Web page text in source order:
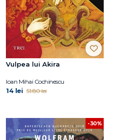
Vulpea lui Akira
Ioan Mihai Cochinescu
14 lei 51.80 lei
-30%